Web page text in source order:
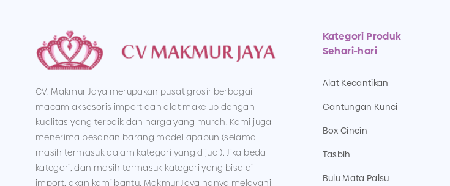
CV. Makmur Jaya merupakan pusat grosir berbagai
macam aksesoris import dan alat make up dengan
kualitas yang terbaik dan harga yang murah. Kami juga
menerima pesanan barang model apapun (selama
masih termasuk dalam kategori yang dijual). Jika beda
kategori, dan masih termasuk kategori yang bisa di
import, akan kami bantu. Makmur Jaya hanya melayani
Kategori Produk
Sehari-hari
Alat Kecantikan
Gantungan Kunci
Box Cincin
Tasbih
Bulu Mata Palsu